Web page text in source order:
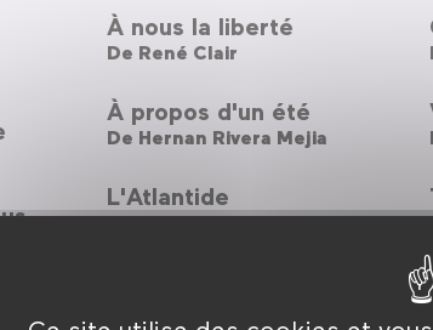
À nous la liberté
De René Clair
À propos d'un été
De Hernan Rivera Mejia
L'Atlantide
DeG. W. Pabst